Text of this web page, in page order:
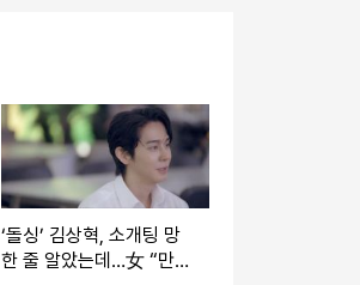
‘돌싱’ 김상혁, 소개팅 망
한 줄 알았는데…女 “만